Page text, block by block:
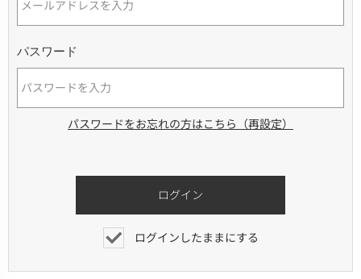
パスワード
パスワードをお忘れの方はこちら（再設定）
ログインしたままにする